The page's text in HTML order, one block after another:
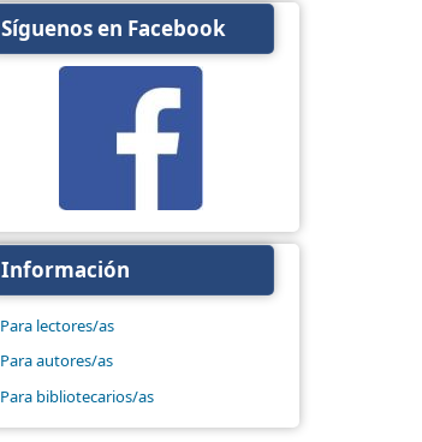
Síguenos en Facebook
Información
Para lectores/as
Para autores/as
Para bibliotecarios/as